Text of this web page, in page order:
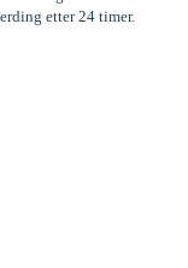
etter 24 timer.